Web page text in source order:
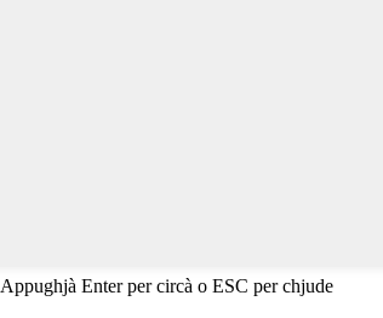
Appughjà Enter per circà o ESC per chjude